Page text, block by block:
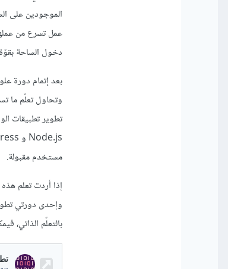
الموجودين على
عمل تسرع من
دخول الساحة
مستخدم مقبولة.
إذا أردت تعلم
بالتعلّم الذاتي،